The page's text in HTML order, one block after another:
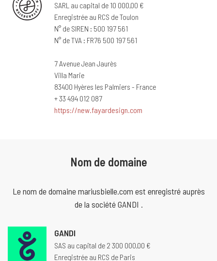
SARL au capital de 10 000,00 €
Enregistrée au RCS de Toulon
N° de SIREN : 500 197 561
N° de TVA : FR76 500 197 561
7 Avenue Jean Jaurès
Villa Marie
83400 Hyères les Palmiers - France
+ 33 494 012 087
https://new.fayardesign.com
Nom de domaine
Le nom de domaine mariusbielle.com est enregistré auprès
de la société GANDI .
GANDI
SAS au capital de 2 300 000,00 €
Enregistrée au RCS de Paris